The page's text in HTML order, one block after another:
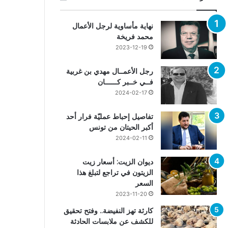
نهاية مأساوية لرجل الأعمال
محمد فريخة
2023-12-19
رجل الأعمــال مهدي بن غربية
فــي خــبر كــــــان
2024-02-17
تفاصيل إحباط عمليّة فرار أحد
أكبر الحيتان من تونس
2024-02-11
ديوان الزيت: أسعار زيت
الزيتون في تراجع لتبلغ هذا
السعر
2023-11-20
كارثة تهز النفيضة.. وفتح تحقيق
للكشف عن ملابسات الحادثة